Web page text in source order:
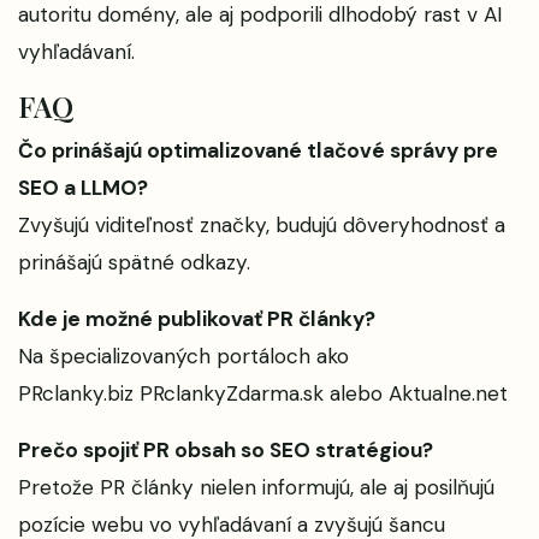
autoritu domény, ale aj podporili dlhodobý rast v AI
vyhľadávaní.
FAQ
Čo prinášajú optimalizované tlačové správy pre
SEO a LLMO?
Zvyšujú viditeľnosť značky, budujú dôveryhodnosť a
prinášajú spätné odkazy.
Kde je možné publikovať PR články?
Na špecializovaných portáloch ako
PRclanky.biz PRclankyZdarma.sk alebo Aktualne.net
Prečo spojiť PR obsah so SEO stratégiou?
Pretože PR články nielen informujú, ale aj posilňujú
pozície webu vo vyhľadávaní a zvyšujú šancu